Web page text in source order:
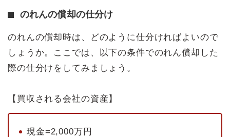
のれんの償却の仕分け
のれんの償却時は、どのように仕分ければよいので
しょうか。ここでは、以下の条件でのれん償却した
際の仕分けをしてみましょう。
【買収される会社の資産】
現金=2,000万円